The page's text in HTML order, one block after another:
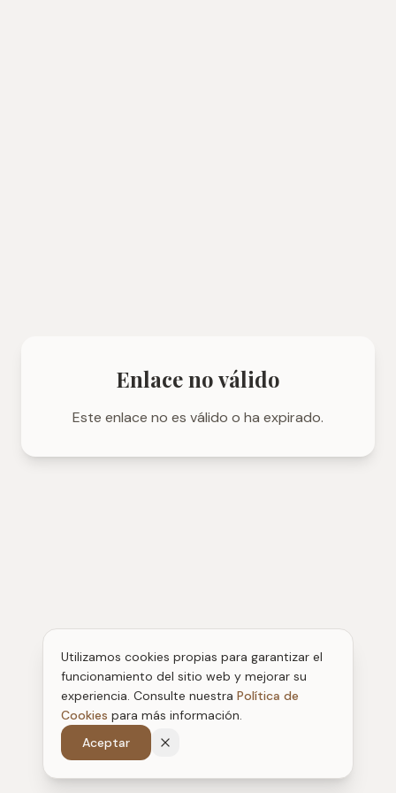
Enlace no válido
Este enlace no es válido o ha expirado.
Utilizamos cookies propias para garantizar el
funcionamiento del sitio web y mejorar su
experiencia. Consulte nuestra Política de
Cookies para más información.
Aceptar